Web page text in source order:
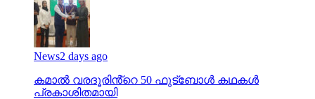
News2 days ago
കമാൽ വരദൂരിൻ്റെ 50 ഫുട്ബോൾ കഥകൾ
പ്രകാശിതമായി